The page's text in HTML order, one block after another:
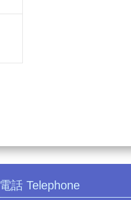
電話 Telephone